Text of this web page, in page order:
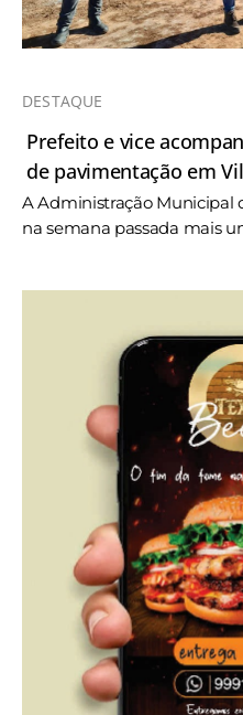
DESTAQUE
Prefeito e vice
de pavimentação em
A Administração Municipal
na semana passada mais